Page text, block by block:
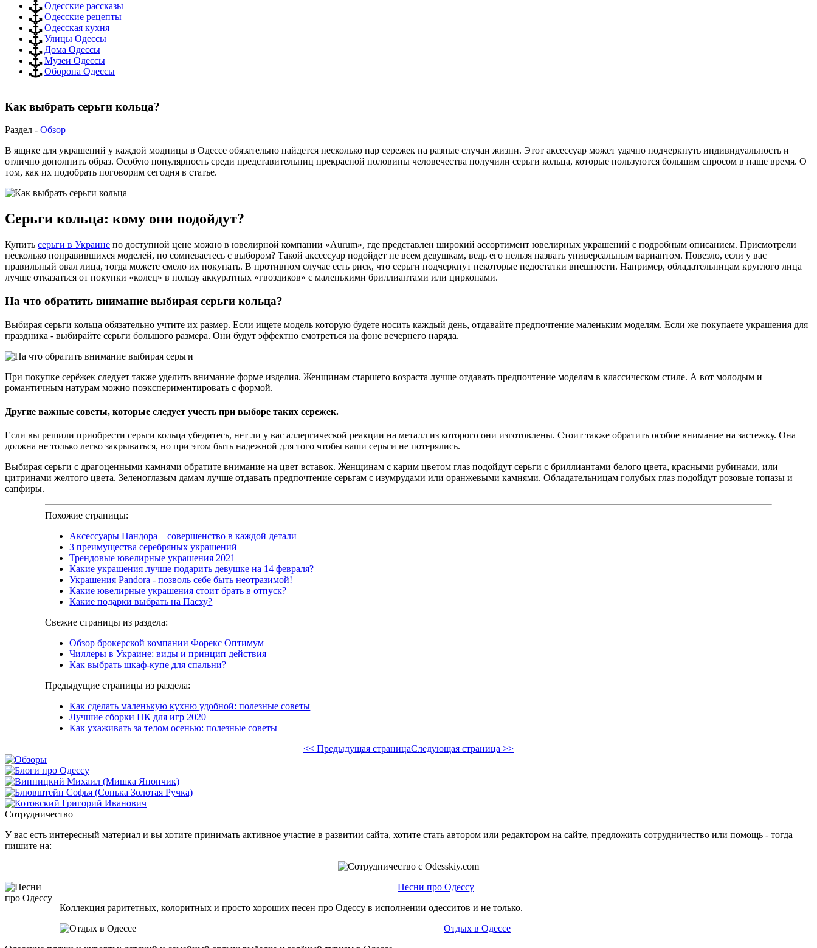
Одесские рассказы
Одесские рецепты
Одесская кухня
Улицы Одессы
Дома Одессы
Музеи Одессы
Оборона Одессы
Как выбрать серьги кольца?
Раздел - Обзор
В ящике для украшений у каждой модницы в Одессе обязательно найдется несколько пар сережек на разные случаи жизни. Этот аксессуар может удачно подчеркнуть индивидуальность и
отлично дополнить образ. Особую популярность среди представительниц прекрасной половины человечества получили серьги кольца, которые пользуются большим спросом в наше время. О
том, как их подобрать поговорим сегодня в статье.
Серьги кольца: кому они подойдут?
Купить серьги в Украине по доступной цене можно в ювелирной компании «Aurum», где представлен широкий ассортимент ювелирных украшений с подробным описанием. Присмотрели
несколько понравившихся моделей, но сомневаетесь с выбором? Такой аксессуар подойдет не всем девушкам, ведь его нельзя назвать универсальным вариантом. Повезло, если у вас
правильный овал лица, тогда можете смело их покупать. В противном случае есть риск, что серьги подчеркнут некоторые недостатки внешности. Например, обладательницам круглого лица
лучше отказаться от покупки «колец» в пользу аккуратных «гвоздиков» с маленькими бриллиантами или цирконами.
На что обратить внимание выбирая серьги кольца?
Выбирая серьги кольца обязательно учтите их размер. Если ищете модель которую будете носить каждый день, отдавайте предпочтение маленьким моделям. Если же покупаете украшения для
праздника - выбирайте серьги большого размера. Они будут эффектно смотреться на фоне вечернего наряда.
При покупке серёжек следует также уделить внимание форме изделия. Женщинам старшего возраста лучше отдавать предпочтение моделям в классическом стиле. А вот молодым и
романтичным натурам можно поэкспериментировать с формой.
Другие важные советы, которые следует учесть при выборе таких сережек.
Если вы решили приобрести серьги кольца убедитесь, нет ли у вас аллергической реакции на металл из которого они изготовлены. Стоит также обратить особое внимание на застежку. Она
должна не только легко закрываться, но при этом быть надежной для того чтобы ваши серьги не потерялись.
Выбирая серьги с драгоценными камнями обратите внимание на цвет вставок. Женщинам с карим цветом глаз подойдут серьги с бриллиантами белого цвета, красными рубинами, или
цитринами желтого цвета. Зеленоглазым дамам лучше отдавать предпочтение серьгам с изумрудами или оранжевыми камнями. Обладательницам голубых глаз подойдут розовые топазы и
сапфиры.
Похожие страницы:
Аксессуары Пандора – совершенство в каждой детали
3 преимущества серебряных украшений
Трендовые ювелирные украшения 2021
Какие украшения лучше подарить девушке на 14 февраля?
Украшения Pandora - позволь себе быть неотразимой!
Какие ювелирные украшения стоит брать в отпуск?
Какие подарки выбрать на Пасху?
Свежие страницы из раздела:
Обзор брокерской компании Форекс Оптимум
Чиллеры в Украине: виды и принцип действия
Как выбрать шкаф-купе для спальни?
Предыдущие страницы из раздела:
Как сделать маленькую кухню удобной: полезные советы
Лучшие сборки ПК для игр 2020
Как ухаживать за телом осенью: полезные советы
<< Предыдущая страницаСледующая страница >>
Сотрудничество
У вас есть интересный материал и вы хотите принимать активное участие в развитии сайта, хотите стать автором или редактором на сайте, предложить сотрудничество или помощь - тогда
пишите на:
Песни про Одессу
Коллекция раритетных, колоритных и просто хороших песен про Одессу в исполнении одесситов и не только.
Отдых в Одессе